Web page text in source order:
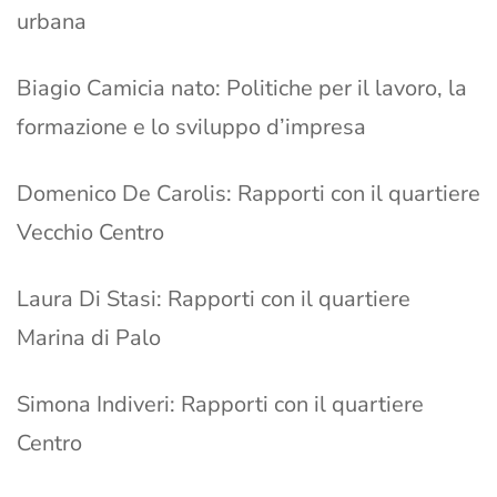
urbana
Biagio Camicia nato: Politiche per il lavoro, la
formazione e lo sviluppo d’impresa
Domenico De Carolis: Rapporti con il quartiere
Vecchio Centro
Laura Di Stasi: Rapporti con il quartiere
Marina di Palo
Simona Indiveri: Rapporti con il quartiere
Centro